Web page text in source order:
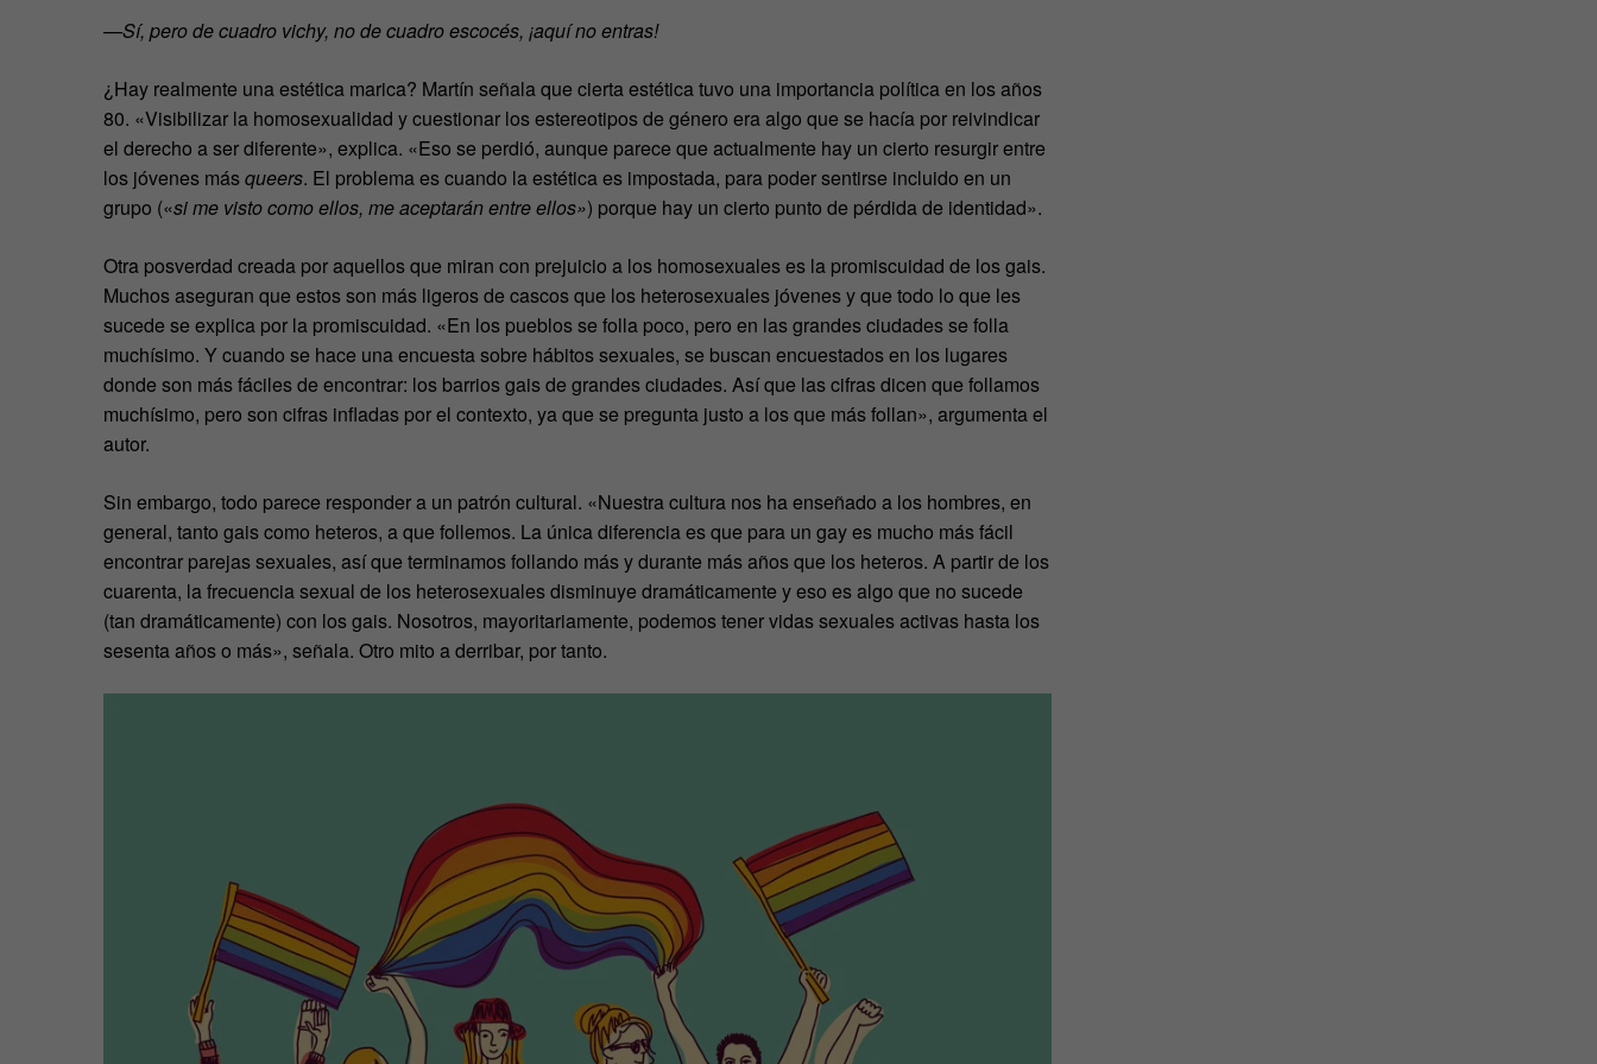
—Sí, pero de cuadro vichy, no de cuadro escocés, ¡aquí no entras!
¿Hay realmente una estética marica? Martín señala que cierta estética tuvo una importancia política en los años
80. «Visibilizar la homosexualidad y cuestionar los estereotipos de género era algo que se hacía por reivindicar
el derecho a ser diferente», explica. «Eso se perdió, aunque parece que actualmente hay un cierto resurgir entre
los jóvenes másqueers. El problema es cuando la estética es impostada, para poder sentirse incluido en un
grupo («si me visto como ellos, me aceptarán entre ellos») porque hay un cierto punto de pérdida de identidad».
Otra posverdad creada por aquellos que miran con prejuicio a los homosexuales es la promiscuidad de los gais.
Muchos aseguran que estos son más ligeros de cascos que los heterosexuales jóvenes y que todo lo que les
sucede se explica por la promiscuidad. «En los pueblos se folla poco, pero en las grandes ciudades se folla
muchísimo. Y cuando se hace una encuesta sobre hábitos sexuales, se buscan encuestados en los lugares
donde son más fáciles de encontrar: los barrios gais de grandes ciudades. Así que las cifras dicen que follamos
muchísimo, pero son cifras infladas por el contexto, ya que se pregunta justo a los que más follan», argumenta el
autor.
Sin embargo, todo parece responder a un patrón cultural. «Nuestra cultura nos ha enseñado a los hombres, en
general, tanto gais como heteros, a que follemos. La única diferencia es que para un gay es mucho más fácil
encontrar parejas sexuales, así que terminamos follando más y durante más años que los heteros. A partir de los
cuarenta, la frecuencia sexual de los heterosexuales disminuye dramáticamente y eso es algo que no sucede
(tan dramáticamente) con los gais. Nosotros, mayoritariamente, podemos tener vidas sexuales activas hasta los
sesenta años o más», señala. Otro mito a derribar, por tanto.